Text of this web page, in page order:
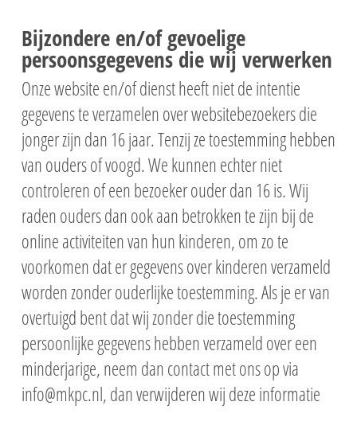
Bijzondere en/of gevoelige
persoonsgegevens die wij verwerken
Onze website en/of dienst heeft niet de intentie
gegevens te verzamelen over websitebezoekers die
jonger zijn dan 16 jaar. Tenzij ze toestemming hebben
van ouders of voogd. We kunnen echter niet
controleren of een bezoeker ouder dan 16 is. Wij
raden ouders dan ook aan betrokken te zijn bij de
online activiteiten van hun kinderen, om zo te
voorkomen dat er gegevens over kinderen verzameld
worden zonder ouderlijke toestemming. Als je er van
overtuigd bent dat wij zonder die toestemming
persoonlijke gegevens hebben verzameld over een
minderjarige, neem dan contact met ons op via
info@mkpc.nl, dan verwijderen wij deze informatie